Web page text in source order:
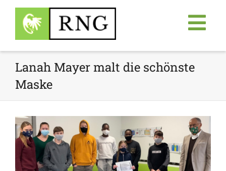
Lanah Mayer malt die schönste
Maske